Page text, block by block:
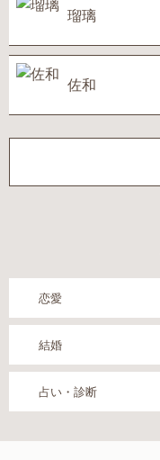
瑠璃
佐和
恋愛
結婚
占い・診断